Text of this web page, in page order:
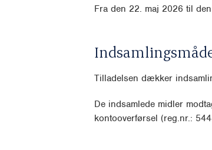
Fra den 22. maj 2026 til
Tilladelsen dækker
De indsamlede midler
kontooverførsel (reg.nr.: